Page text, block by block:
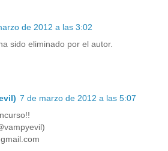
de 2012 a las 3:02
sido eliminado por el autor.
7 de marzo de 2012 a las 5:07